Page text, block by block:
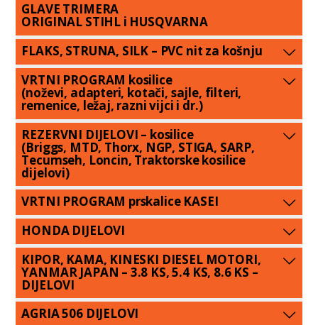
GLAVE TRIMERA
ORIGINAL STIHL i HUSQVARNA
FLAKS, STRUNA, SILK – PVC nit za košnju
VRTNI PROGRAM kosilice
(noževi, adapteri, kotači, sajle, filteri,
remenice, ležaj, razni vijci i dr.)
REZERVNI DIJELOVI – kosilice
(Briggs, MTD, Thorx, NGP, STIGA, SARP,
Tecumseh, Loncin, Traktorske kosilice
dijelovi)
VRTNI PROGRAM prskalice KASEI
HONDA DIJELOVI
KIPOR, KAMA, KINESKI DIESEL MOTORI,
YANMAR JAPAN – 3.8 KS, 5.4 KS, 8.6 KS –
DIJELOVI
AGRIA 506 DIJELOVI